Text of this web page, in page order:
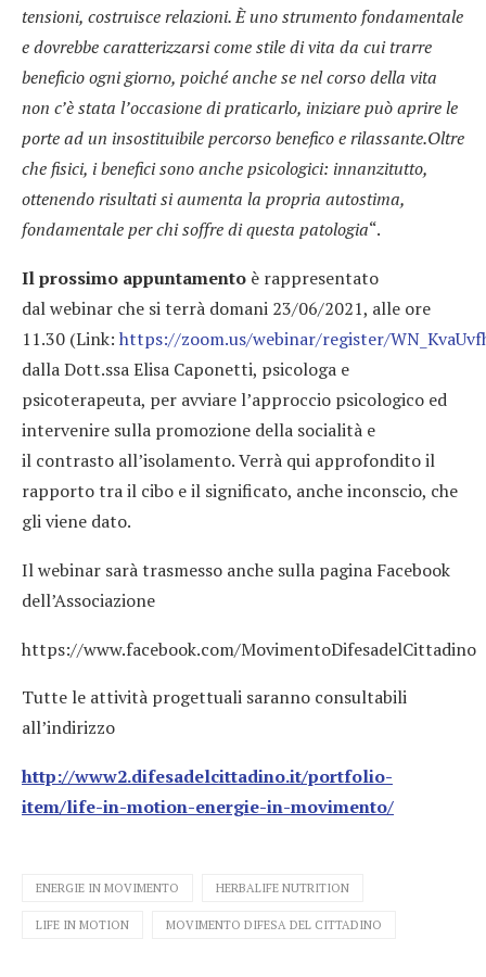
tensioni, costruisce relazioni. È uno strumento fondamentale
e dovrebbe caratterizzarsi come stile di vita da cui trarre
beneficio ogni giorno, poiché anche se nel corso della vita
non c’è stata l’occasione di praticarlo, iniziare può aprire le
porte ad un insostituibile percorso benefico e rilassante.Oltre
che fisici, i benefici sono anche psicologici: innanzitutto,
ottenendo risultati si aumenta la propria autostima,
fondamentale per chi soffre di questa patologia“.
Il prossimo appuntamento è rappresentato
dal webinar che si terrà domani 23/06/2021, alle ore
11.30 (Link: https://zoom.us/webinar/register/
dalla Dott.ssa Elisa Caponetti, psicologa e
psicoterapeuta, per avviare l’approccio psicologico ed
intervenire sulla promozione della socialità e
il contrasto all’isolamento. Verrà qui approfondito il
rapporto tra il cibo e il significato, anche inconscio, che
gli viene dato.
Il webinar sarà trasmesso anche sulla pagina Facebook
dell’Associazione
https://www.facebook.com/MovimentoDifesadelCittadino
Tutte le attività progettuali saranno consultabili
all’indirizzo
http://www2.difesadelcittadino.it/portfolio-
item/life-in-motion-energie-in-movimento/
ENERGIE IN MOVIMENTO HERBALIFE NUTRITION
LIFE IN MOTION MOVIMENTO DIFESA DEL CITTADINO